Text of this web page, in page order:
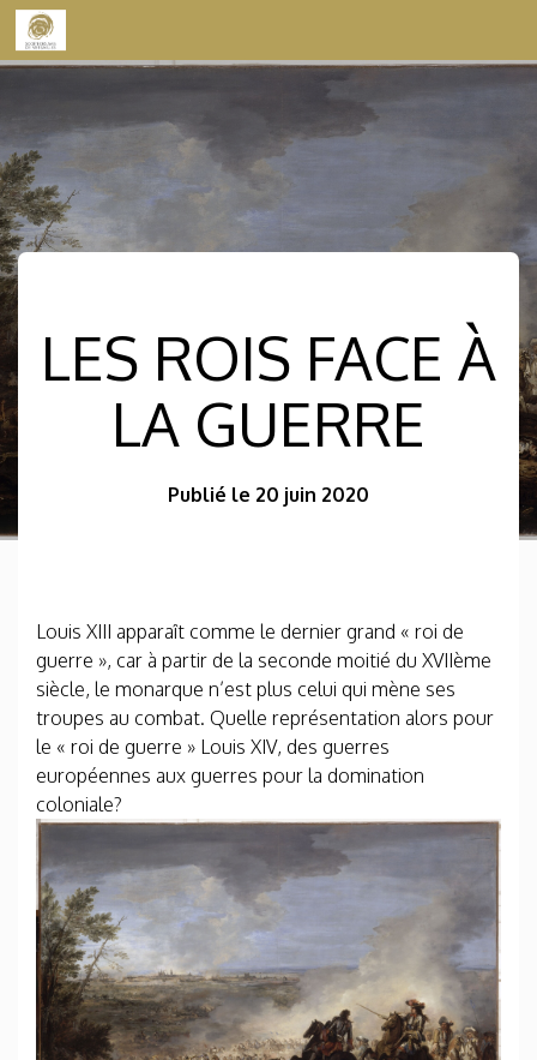
Skip to content
LES ROIS FACE À
LA GUERRE
Publié le 20 juin 2020
Louis XIII apparaît comme le dernier grand « roi de
guerre », car à partir de la seconde moitié du XVIIème
siècle, le monarque n’est plus celui qui mène ses
troupes au combat. Quelle représentation alors pour
le « roi de guerre » Louis XIV, des guerres
européennes aux guerres pour la domination
coloniale?